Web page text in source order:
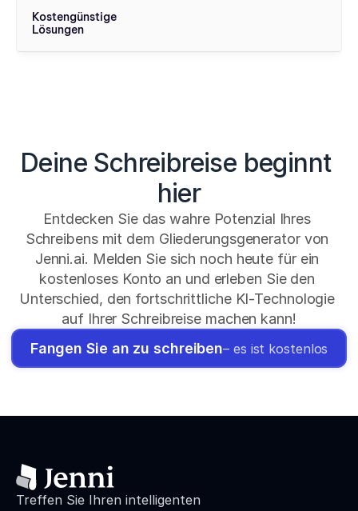
Kostengünstige
Lösungen
Deine Schreibreise beginnt
hier
Entdecken Sie das wahre Potenzial Ihres
Schreibens mit dem Gliederungsgenerator von
Jenni.ai. Melden Sie sich noch heute für ein
kostenloses Konto an und erleben Sie den
Unterschied, den fortschrittliche KI-Technologie
auf Ihrer Schreibreise machen kann!
Fangen Sie an zu schreiben– es ist kostenlos
Treffen Sie Ihren intelligenten